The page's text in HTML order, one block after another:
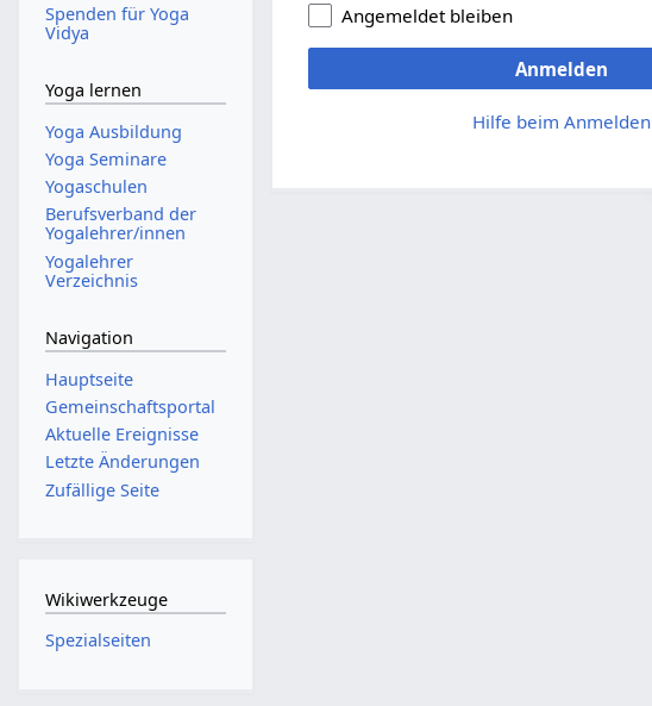
Angemeldet bleiben
Anmelden
Hilfe beim Anmelden
Spenden für Yoga
Vidya
Yoga lernen
Yoga Ausbildung
Yoga Seminare
Yogaschulen
Berufsverband der
Yogalehrer/innen
Yogalehrer
Verzeichnis
Navigation
Hauptseite
Gemeinschafts­portal
Aktuelle Ereignisse
Letzte Änderungen
Zufällige Seite
Wikiwerkzeuge
Spezialseiten